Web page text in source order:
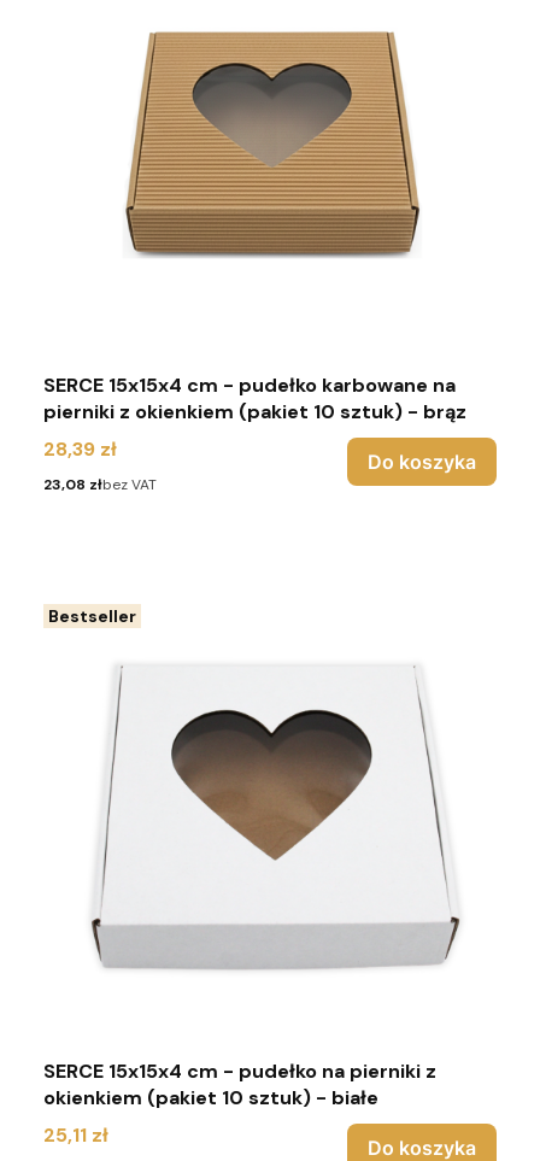
SERCE 15x15x4 cm - pudełko karbowane na
pierniki z okienkiem (pakiet 10 sztuk) - brąz
Cena
28,39 zł
Cena
23,08 złbez VAT
Do koszyka
Bestseller
SERCE 15x15x4 cm - pudełko na pierniki z
okienkiem (pakiet 10 sztuk) - białe
Cena
25,11 zł Do koszyka